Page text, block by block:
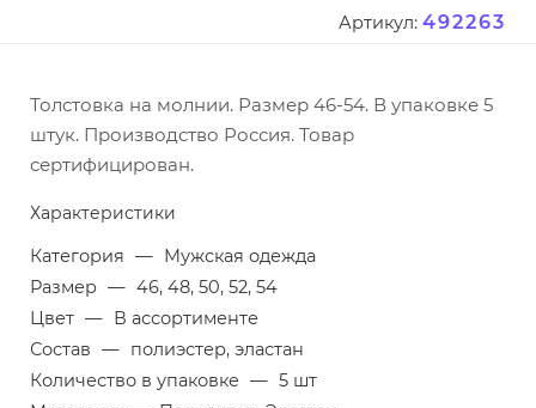
Артикул: 492263
Толстовка на молнии. Размер 46-54. В упаковке 5
штук. Производство Россия. Товар
сертифицирован.
Характеристики
Категория — Мужская одежда
Размер — 46, 48, 50, 52, 54
Цвет — В ассортименте
Состав — полиэстер, эластан
Количество в упаковке — 5 шт